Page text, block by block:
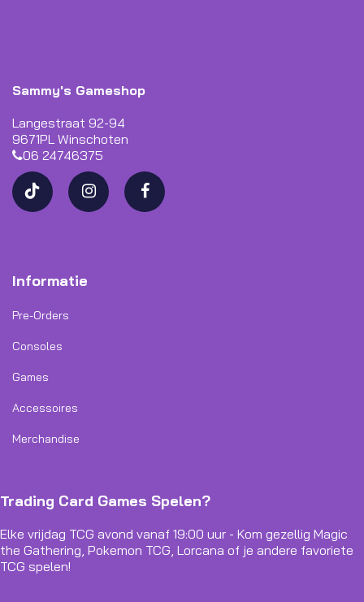
Sammy's Gameshop
Langestraat 92-94
9671PL Winschoten
06 24746375
Informatie
Pre-Orders
Consoles
Games
Accessoires
Merchandise
Trading Card Games Spelen?
Elke vrijdag TCG avond vanaf 19:00 uur - Kom gezellig Magic
the Gathering, Pokemon TCG, Lorcana of je andere favoriete
TCG spelen!